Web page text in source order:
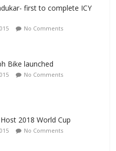
first to complete ICY
No Comments
Bike launched
No Comments
2018 World Cup
No Comments